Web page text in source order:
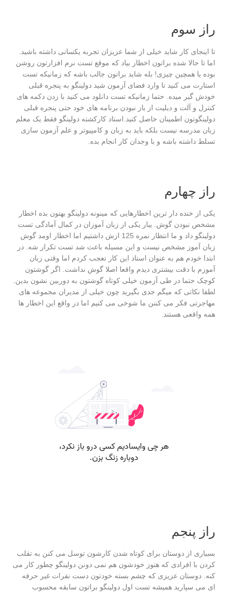
راز سوم
تا اینجای کار شاید خیلی از شما عزیزان تجربه یکسانی داشته باشید.
اما تا حالا شده براتون اخطار بیاد که موقع تست نرم افزارتون روشن
بوده یا همچین چیزی! بله شاید براتون جالب باشه که زمانیکه تست
استارت می کنید تا وارد فضای آزمون شید دولینگو به پنجره قبلی
خودش گیر میده. حتما زمانیکه تست دانلود می کنید با زدن دکمه های
کنترل و آلت و دیلیت از باز نبودن برنامه های خود حتی پنجره قبلی
دولینگوتون اطمینان حاصل کنید.استاد کارکشته دولینگو فقط یک معلم
زبان مدرسه نیست بلکه باید به زبان و کامپیوتر و علم آزمون سازی
تسلط داشته باشه و با وجدان کار انجام بده.
راز چهارم
یکی از خنده دار ترین اخطارهایی که مینونه دولینگو بهتون بده اخطار
مشخص نبودن گوش. یبار یکی از زبان آموزان در کمال آمادگی تست
دولینگو داد و ما انتظار نمره 125 ازش داشتیم اما اخطار اومد گوش
زبان آموز مشخص نیست و این مسیله باعث شد تست تکرار شه. در
ابتدا خودم هم به عنوان استاد این کار تعجب کردم اما وقتی زبان
آموزم با دقت بیشتری دیدم واقعا اصلا گوش نداشت. اگر گوشتون
کوچک حتما در طی آزمون خیلی کوتاه گوشتون به دوربین نشون بدین.
لطفا نکاتی که میگم جدی بگیرید چون خیلی از مدیران مجموعه های
مهاجرتی فکر می کننن ما شوخی می کنیم اما در واقع این اخطار ها
همه واقعی هستند.
راز پنجم
بسیاری از دوستان برای کوتاه شدن کارشون توسل می کنن به تقلب
کردن با افرادی که هنوز خودشون هم نمی دونن دولینگو چطور کار می
کنه. دوستان عزیزی که چشم بسته خودتون دست نفرات غیر حرفه
ای می سپارید همیشه تست اول دولینگو براتون سابقه محسوب